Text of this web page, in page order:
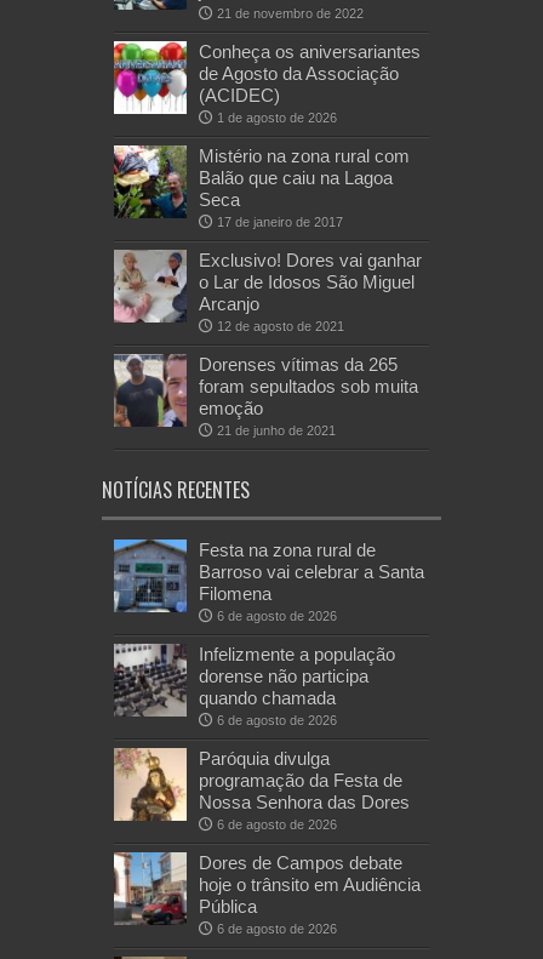
21 de novembro de 2022
Conheça os aniversariantes
de Agosto da Associação
(ACIDEC)
1 de agosto de 2026
Mistério na zona rural com
Balão que caiu na Lagoa
Seca
17 de janeiro de 2017
Exclusivo! Dores vai ganhar
o Lar de Idosos São Miguel
Arcanjo
12 de agosto de 2021
Dorenses vítimas da 265
foram sepultados sob muita
emoção
21 de junho de 2021
NOTÍCIAS RECENTES
Festa na zona rural de
Barroso vai celebrar a Santa
Filomena
6 de agosto de 2026
Infelizmente a população
dorense não participa
quando chamada
6 de agosto de 2026
Paróquia divulga
programação da Festa de
Nossa Senhora das Dores
6 de agosto de 2026
Dores de Campos debate
hoje o trânsito em Audiência
Pública
6 de agosto de 2026